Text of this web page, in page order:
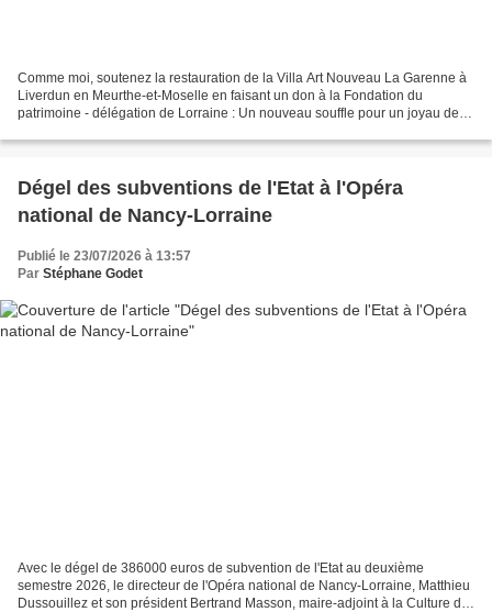
Comme moi, soutenez la restauration de la Villa Art Nouveau La Garenne à
Liverdun en Meurthe-et-Moselle en faisant un don à la Fondation du
patrimoine - délégation de Lorraine : Un nouveau souffle pour un joyau de
Dégel des subventions de l'Etat à l'Opéra
national de Nancy-Lorraine
Publié le 23/07/2026 à 13:57
Par Stéphane Godet
Avec le dégel de 386000 euros de subvention de l'Etat au deuxième
semestre 2026, le directeur de l'Opéra national de Nancy-Lorraine, Matthieu
Dussouillez et son président Bertrand Masson, maire-adjoint à la Culture de